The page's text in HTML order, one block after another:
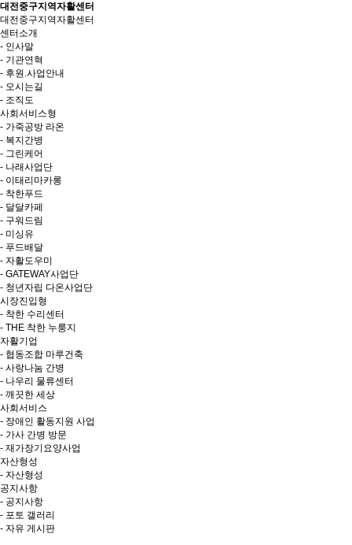
대전중구지역자활센터
대전중구지역자활센터
센터소개
- 인사말
- 기관연혁
- 후원.사업안내
- 오시는길
- 조직도
사회서비스형
- 가죽공방 라온
- 복지간병
- 그린케어
- 나래사업단
- 이태리마카롱
- 착한푸드
- 달달카페
- 구워드림
- 미싱유
- 푸드배달
- 자활도우미
- GATEWAY사업단
- 청년자립 다온사업단
시장진입형
- 착한 수리센터
- THE 착한 누룽지
자활기업
- 협동조합 마루건축
- 사랑나눔 간병
- 나우리 물류센터
- 깨끗한 세상
사회서비스
- 장애인 활동지원 사업
- 가사 간병 방문
- 재가장기요양사업
자산형성
- 자산형성
공지사항
- 공지사항
- 포토 갤러리
- 자유 게시판